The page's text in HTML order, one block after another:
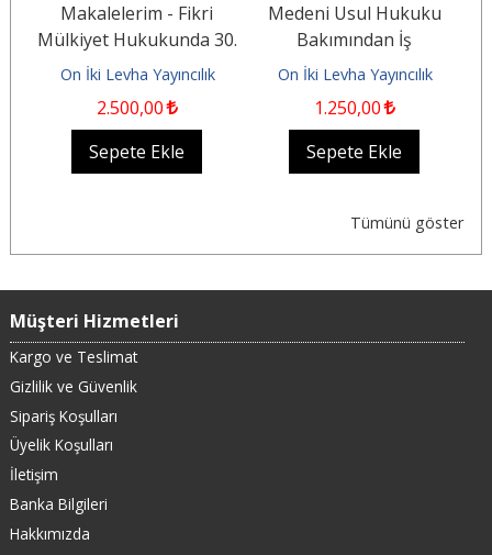
Makalelerim - Fikri
Mülkiyet Hukukunda 30.
Yıl Durağı (1996-2026)
On İki Levha Yayıncılık
2.500,00
Sepete Ekle
Medeni Usul Hukuku
Bakımından İş
Mahkemeleri ve İş
Mahkemelerinde...
On İki Levha Yayıncılık
1.250,00
Sepete Ekle
Tümünü göster
Müşteri Hizmetleri
Kargo ve Teslimat
Gizlilik ve Güvenlik
Sipariş Koşulları
Üyelik Koşulları
İletişim
Banka Bilgileri
Hakkımızda